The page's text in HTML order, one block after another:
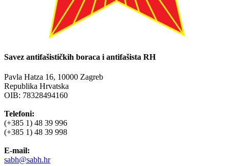
Savez antifašističkih boraca i antifašista RH
Pavla Hatza 16, 10000 Zagreb
Republika Hrvatska
OIB: 78328494160
Telefoni:
(+385 1) 48 39 996
(+385 1) 48 39 998
E-mail:
sabh@sabh.hr